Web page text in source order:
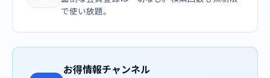
で使い放題。
お得情報チャンネル